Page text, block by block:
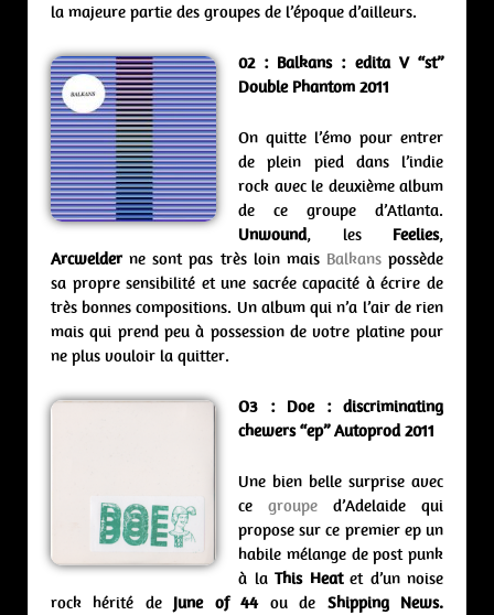
la majeure partie des groupes de l’époque d’ailleurs.
02 : Balkans : edita V “st”
Double Phantom 2011
On quitte l’émo pour entrer
de plein pied dans l’indie
rock avec le deuxième album
de ce groupe d’Atlanta.
Unwound, les Feelies,
Arcwelderne sont pas très loin mais Balkanspossède
sa propre sensibilité et une sacrée capacité à écrire de
très bonnes compositions. Un album qui n’a l’air de rien
mais qui prend peu à possession de votre platine pour
ne plus vouloir la quitter.
O3 : Doe : discriminating
chewers “ep” Autoprod 2011
Une bien belle surprise avec
ce groupe d’Adelaide qui
propose sur ce premier ep un
habile mélange de post punk
à la This Heatet d’un noise
rock hérité de June of 44ou de Shipping News.